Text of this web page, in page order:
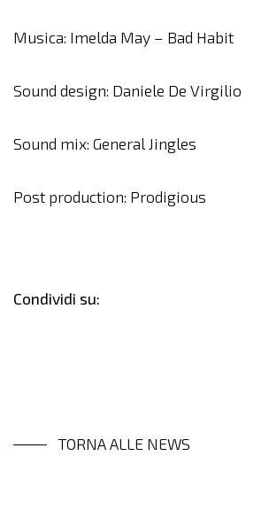
Musica: Imelda May – Bad Habit
Sound design: Daniele De Virgilio
Sound mix: General Jingles
Post production: Prodigious
Condividi su:
TORNA ALLE NEWS